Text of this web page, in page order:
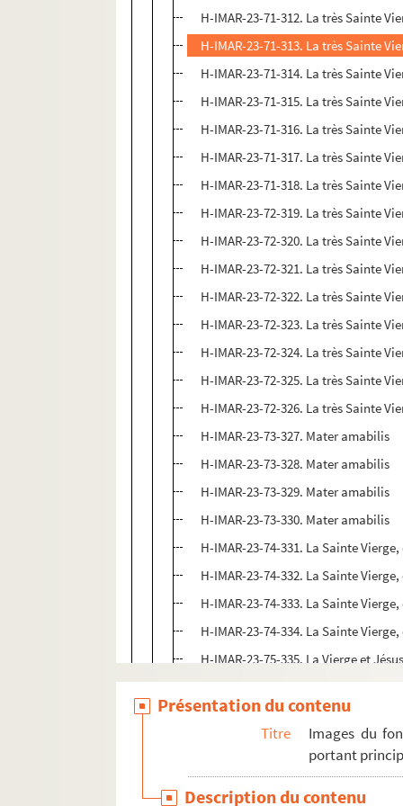
H-IMAR-23-71-312. La très Sainte
H-IMAR-23-71-313. La très Sainte
H-IMAR-23-71-314. La très Sainte
H-IMAR-23-71-315. La très Sainte
H-IMAR-23-71-316. La très Sainte
H-IMAR-23-71-317. La très Sainte
H-IMAR-23-71-318. La très Sainte
H-IMAR-23-72-319. La très Sainte
H-IMAR-23-72-320. La très Sainte
H-IMAR-23-72-321. La très Sainte
H-IMAR-23-72-322. La très Sainte
H-IMAR-23-72-323. La très Sainte
H-IMAR-23-72-324. La très Sainte
H-IMAR-23-72-325. La très Sainte
H-IMAR-23-72-326. La très Sainte
H-IMAR-23-73-327. Mater amabilis
H-IMAR-23-73-328. Mater amabilis
H-IMAR-23-73-329. Mater amabilis
H-IMAR-23-73-330. Mater amabilis
H-IMAR-23-74-331. La Sainte
H-IMAR-23-74-332. La Sainte
H-IMAR-23-74-333. La Sainte
H-IMAR-23-74-334. La Sainte
H-IMAR-23-75-335. La Vierge et
H-IMAR-23-75-336. La Vierge et
H-IMAR-23-76-337. Mater Perussima
H-IMAR-23-77-338. Le Moyen âge
H-IMAR-23-78-340. Sainte Marie
Présentation du contenu
Titre
Images du
portant
Description du contenu